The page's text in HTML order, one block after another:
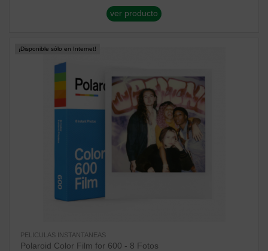
ver producto
¡Disponible sólo en Internet!
PELICULAS INSTANTANEAS
Polaroid Color Film for 600 - 8 Fotos